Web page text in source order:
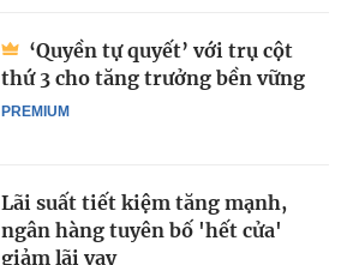
PREMIUM
‘Quyền tự quyết’ với trụ cột
thứ 3 cho tăng trưởng bền vững
Lãi suất tiết kiệm tăng mạnh,
ngân hàng tuyên bố 'hết cửa'
giảm lãi vay